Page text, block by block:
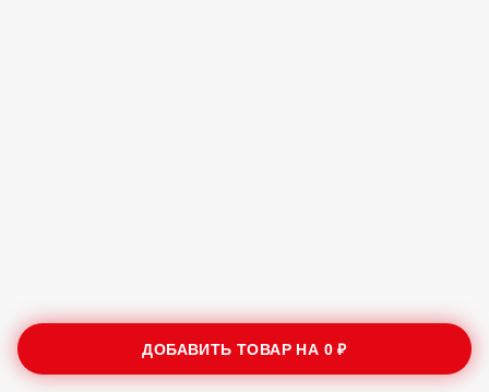
ДОБАВИТЬ ТОВАР НА 0 ₽